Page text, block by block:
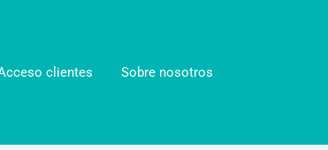
clientes Sobre nosotros